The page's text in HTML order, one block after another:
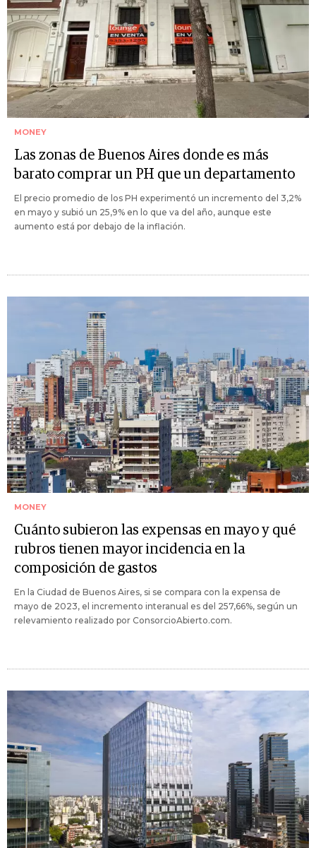
MONEY
Las zonas de Buenos Aires donde es más
barato comprar un PH que un departamento
El precio promedio de los PH experimentó un incremento del 3,2%
en mayo y subió un 25,9% en lo que va del año, aunque este
aumento está por debajo de la inflación.
MONEY
Cuánto subieron las expensas en mayo y qué
rubros tienen mayor incidencia en la
composición de gastos
En la Ciudad de Buenos Aires, si se compara con la expensa de
mayo de 2023, el incremento interanual es del 257,66%, según un
relevamiento realizado por ConsorcioAbierto.com.